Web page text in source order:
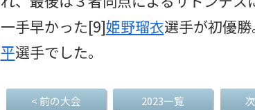
一手早かった[9]姫野瑠衣選手が初優
平選手でした。
< 前の大会 2023一覧